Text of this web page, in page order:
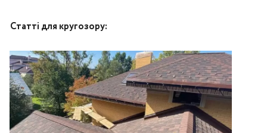
Статті для кругозору: